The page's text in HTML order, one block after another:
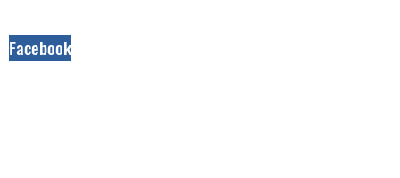
Facebook